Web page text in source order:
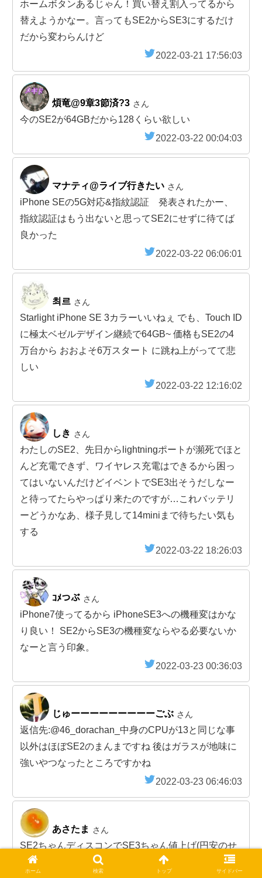
ホームボタンあるじゃん！買い替え割入ってるから
替えようかなー。言ってもSE2からSE3にするだけ
だから変わらんけど
2022-03-21 17:56:03
煩竜@9章3節済?3 さん
今のSE2が64GBだから128くらい欲しい
2022-03-22 00:04:03
マナティ@ライブ行きたい さん
iPhone SEの5G対応&指紋認証 発表されたかー、
指紋認証はもう出ないと思ってSE2にせずに待てば
良かった
2022-03-22 06:06:01
최르 さん
Starlight iPhone SE 3カラーいいねぇ でも、Touch ID
に極太ベゼルデザイン継続で64GB~ 価格もSE2の4
万台から おおよそ6万スタート に跳ね上がってて悲
しい
2022-03-22 12:16:02
しき さん
わたしのSE2、先日からlightningポートが瀕死でほと
んど充電できず、ワイヤレス充電はできるから困っ
てはいないんだけどイベントでSE3出そうだしなー
と待ってたらやっぱり来たのですが…これバッテリ
ーどうかなあ、様子見して14miniまで待ちたい気も
する
2022-03-22 18:26:03
ｺﾒつぶ さん
iPhone7使ってるから iPhoneSE3への機種変はかな
り良い！ SE2からSE3の機種変ならやる必要ないか
なーと言う印象。
2022-03-23 00:36:03
じゅーーーーーーーーーごぶ さん
返信先:@46_dorachan_中身のCPUが13と同じな事
以外はほぼSE2のまんまですね 後はガラスが地味に
強いやつなったところですかね
2022-03-23 06:46:03
あさたま さん
SE2ちゃんディスコンでSE3ちゃん値上げ(円安のせ
い)だから新古品か中古のSE2を買うのが1番良さそ
ホーム 検索 トップ サイドバー